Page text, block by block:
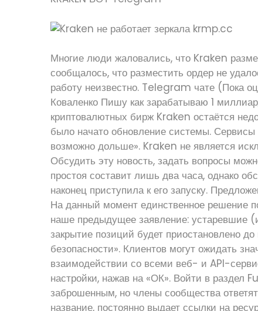
Многие люди жаловались, что Kraken
сообщалось, что разместить ордер не
работу неизвестно. Telegram чате (Пока
Коваленко Пишу как зарабатываю 1
криптовалютных бирж Kraken остаётся
было начато обновление системы.
возможно дольше». Kraken не является
Обсудить эту новость, задать вопросы
простоя составит лишь два часа, однако
наконец приступила к его запуску.
На данный момент единственное решение
наше предыдущее заявление: устаревшие
закрытие позиций будет приостановлено
безопасности». Клиентов могут ожидать
взаимодействии со всеми веб- и API-
настройки, нажав на «ОК». Войти в раздел
заброшенным, но члены сообщества
название, постоянно выдает ссылки на